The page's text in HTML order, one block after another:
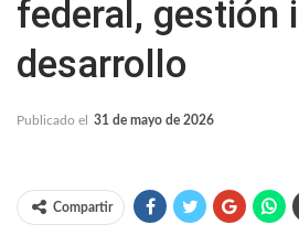
federal, gestión
desarrollo
Publicado el 31 de mayo de 2026
Compartir